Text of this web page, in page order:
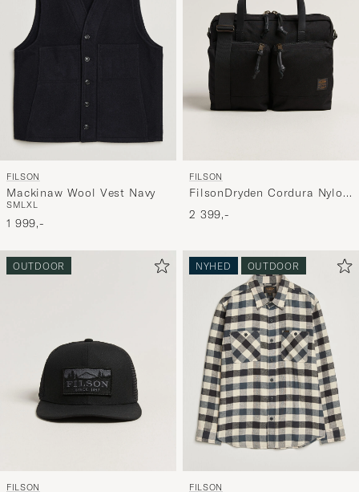
FILSON
Mackinaw Wool Vest Navy
SMLXL
1 999,-
FILSON
FilsonDryden Cordura Nylon
BriefcaseBlack
2 399,-
OUTDOOR
FILSON
NYHED OUTDOOR
FILSON